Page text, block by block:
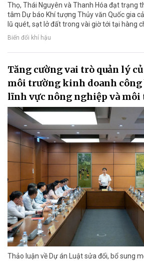
Thọ, Thái Nguyên và Thanh Hóa đạt trạng
tâm Dự báo Khí tượng Thủy văn Quốc gia
lũ quét, sạt lở đất trong vài giờ tới tại hàng
Biến đổi khí hậu
Tăng cường vai trò quản lý
môi trường kinh doanh
lĩnh vực nông nghiệp và
Thảo luận về Dự án Luật sửa đổi, bổ sung